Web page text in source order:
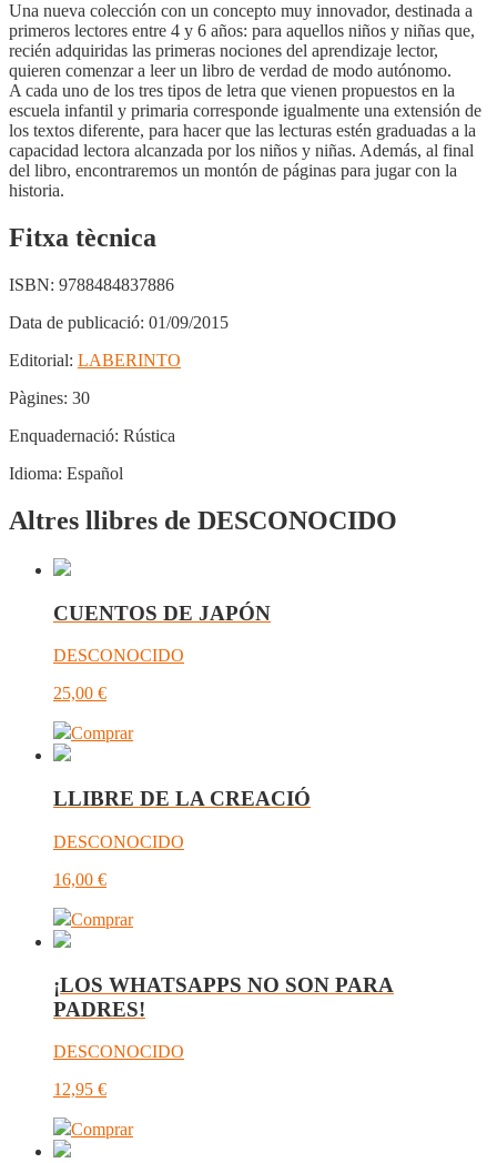
Una nueva colección con un concepto muy innovador, destinada a
primeros lectores entre 4 y 6 años: para aquellos niños y niñas que,
recién adquiridas las primeras nociones del aprendizaje lector,
quieren comenzar a leer un libro de verdad de modo autónomo.
A cada uno de los tres tipos de letra que vienen propuestos en la
escuela infantil y primaria corresponde igualmente una extensión de
los textos diferente, para hacer que las lecturas estén graduadas a la
capacidad lectora alcanzada por los niños y niñas. Además, al final
del libro, encontraremos un montón de páginas para jugar con la
historia.
Fitxa tècnica
ISBN: 9788484837886
Data de publicació: 01/09/2015
Editorial: LABERINTO
Pàgines: 30
Enquadernació: Rústica
Idioma: Español
Altres llibres de DESCONOCIDO
CUENTOS DE JAPÓN
DESCONOCIDO
25,00 €
Comprar
LLIBRE DE LA CREACIÓ
DESCONOCIDO
16,00 €
Comprar
¡LOS WHATSAPPS NO SON PARA
PADRES!
DESCONOCIDO
12,95 €
Comprar